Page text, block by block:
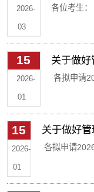
研究生教
士研究生
点，合理
初试总分
150%确定
2026-
03
名单公示
各位考生：
年硕士研
2026年硕
见附件。
年3月21日
箱：
院研究生
15
2026-
01
关于做好
位授予
各拟申请
结合我院
年学位授
下： 一、
审核申请
15
2026-
01
关于做好
授予相关
各拟申请
院硕士研究生